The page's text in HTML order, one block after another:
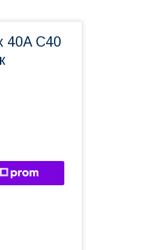
40А С40